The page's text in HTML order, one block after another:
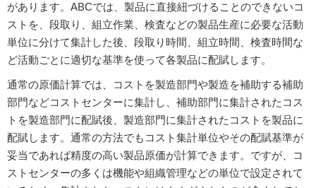
があります。ABCでは、製品に直接紐づけることのできないコ
ストを、段取り、組立作業、検査などの製品生産に必要な活動
単位に分けて集計した後、段取り時間、組立時間、検査時間な
ど活動ごとに適切な基準を使って各製品に配賦します。
通常の原価計算では、コストを製造部門や製造を補助する補助
部門などコストセンターに集計し、補助部門に集計されたコス
トを製造部門に配賦後、製造部門に集計されたコストを製品に
配賦します。通常の方法でもコスト集計単位やその配賦基準が
妥当であれば精度の高い製品原価が計算できます。ですが、コ
ストセンターの多くは機能や組織管理などの単位で設定されて